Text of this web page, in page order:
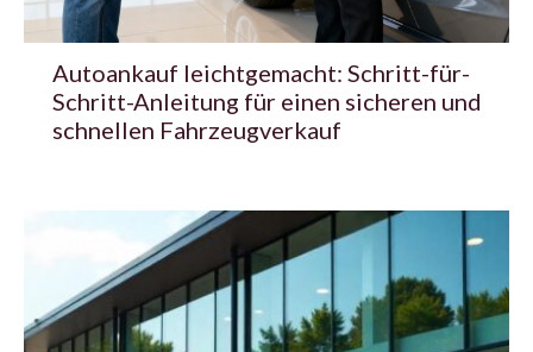
Autoankauf leichtgemacht: Schritt-für-
Schritt-Anleitung für einen sicheren und
schnellen Fahrzeugverkauf